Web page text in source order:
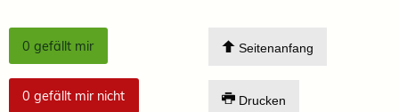
0 gefällt mir
0 gefällt mir nicht
Seitenanfang
Drucken